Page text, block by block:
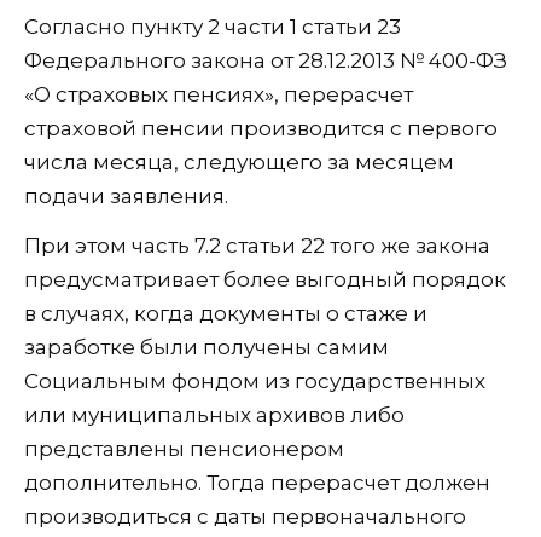
Согласно пункту 2 части 1 статьи 23
Федерального закона от 28.12.2013 № 400-ФЗ
«О страховых пенсиях», перерасчет
страховой пенсии производится с первого
числа месяца, следующего за месяцем
подачи заявления.
При этом часть 7.2 статьи 22 того же закона
предусматривает более выгодный порядок
в случаях, когда документы о стаже и
заработке были получены самим
Социальным фондом из государственных
или муниципальных архивов либо
представлены пенсионером
дополнительно. Тогда перерасчет должен
производиться с даты первоначального